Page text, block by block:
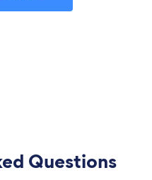
Questions